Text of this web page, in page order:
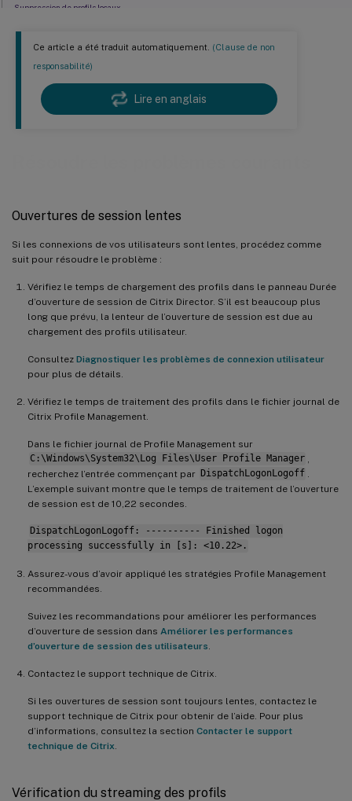
Ce article a été traduit automatiquement. (Clause de non
responsabilité)
Lire en anglais
Ouvertures de session lentes
Si les connexions de vos utilisateurs sont lentes, procédez comme
suit pour résoudre le problème :
Vérifiez le temps de chargement des profils dans le panneau Durée
d’ouverture de session de Citrix Director. S’il est beaucoup plus
long que prévu, la lenteur de l’ouverture de session est due au
chargement des profils utilisateur.
Consultez Diagnostiquer les problèmes de connexion utilisateur
pour plus de détails.
Vérifiez le temps de traitement des profils dans le fichier journal de
Citrix Profile Management.
Dans le fichier journal de Profile Management sur
C:\Windows\System32\Log Files\User Profile Manager
recherchez l’entrée commençant par DispatchLogonLogoff
L’exemple suivant montre que le temps de traitement de l’ouverture
de session est de 10,22 secondes.
DispatchLogonLogoff: ---------- Finished logon
processing successfully in [s]: <10.22>.
Assurez-vous d’avoir appliqué les stratégies Profile Management
recommandées.
Suivez les recommandations pour améliorer les performances
d’ouverture de session dans Améliorer les performances
d’ouverture de session des utilisateurs
Contactez le support technique de Citrix.
Si les ouvertures de session sont toujours lentes, contactez le
support technique de Citrix pour obtenir de l’aide. Pour plus
d’informations, consultez la section Contacter le support
technique de Citrix
Vérification du streaming des profils
Suppression de profils locaux
Suppression des profils mis en cache verrouillés
Identification de l’emplacement de stockage des profils
Restauration
Paramètres d’objet de stratégie de groupe inopérants
Les utilisateurs reçoivent des nouveaux profils ou des profils temporaires
Les données de profil sont perdues lorsque des sessions Citrix Virtual Desktops ne
Les utilisateurs ne peuvent pas ouvrir de session (ID d’événement : 1000, Source : Userenv)
Impression
Problèmes avec les paramètres applicatifs sur des plates-formes multiples
Profils appartenant à des comptes inconnus